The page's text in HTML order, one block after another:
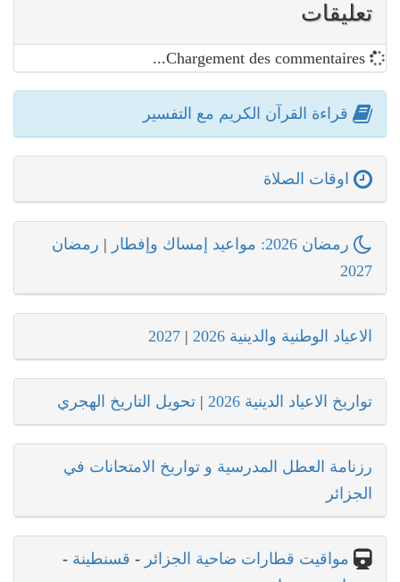
تعليقات
قراءة القرآن الكريم مع التفسير
اوقات الصلاة
رمضان 2026: مواعيد إمساك وإفطار | رمضان
2027
الاعياد الوطنية والدينية 2026 |
2027
تواريخ الاعياد الدينية 2026 | تحويل التاريخ الهجري
رزنامة العطل المدرسية و تواريخ الامتحانات في
الجزائر
مواقيت قطارات ضاحية الجزائر - قسنطينة -